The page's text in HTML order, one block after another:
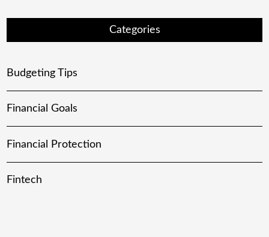
Categories
Budgeting Tips
Financial Goals
Financial Protection
Fintech